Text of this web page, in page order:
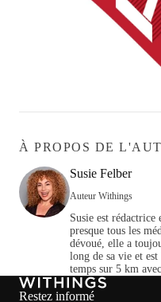
À PROPOS DE
Susie Felber
Auteur Withings
Susie est
presque tous les
dévoué, elle a
long de sa vie et
temps sur 5 km
Restez informé